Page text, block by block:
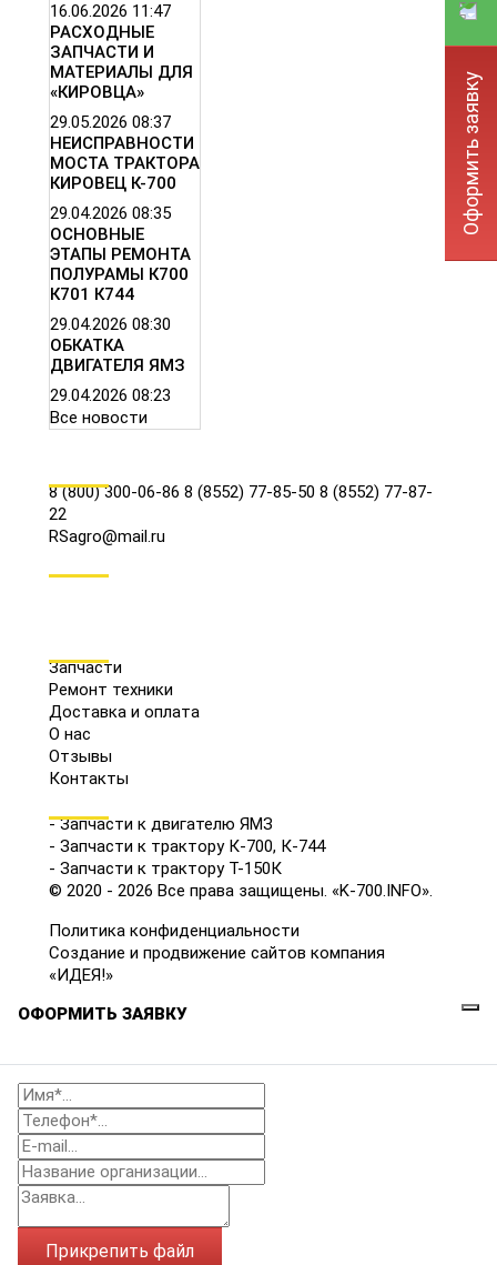
16.06.2026 11:47
РАСХОДНЫЕ
ЗАПЧАСТИ И
МАТЕРИАЛЫ ДЛЯ
«КИРОВЦА»
29.05.2026 08:37
НЕИСПРАВНОСТИ
МОСТА ТРАКТОРА
КИРОВЕЦ К-700
29.04.2026 08:35
ОСНОВНЫЕ
ЭТАПЫ РЕМОНТА
ПОЛУРАМЫ К700
К701 К744
29.04.2026 08:30
ОБКАТКА
ДВИГАТЕЛЯ ЯМЗ
29.04.2026 08:23
Все новости
8 (800) 300-06-86 8 (8552) 77-85-50 8 (8552) 77-87-
22
RSagro@mail.ru
Запчасти
Ремонт техники
Доставка и оплата
О нас
Отзывы
Контакты
- Запчасти к двигателю ЯМЗ
- Запчасти к трактору К-700, К-744
- Запчасти к трактору Т-150К
© 2020 - 2026 Все права защищены. «K-700.INFO».
Политика конфиденциальности
Создание и продвижение сайтов компания
«ИДЕЯ!»
Оформить заявку
ОФОРМИТЬ ЗАЯВКУ
Прикрепить файл